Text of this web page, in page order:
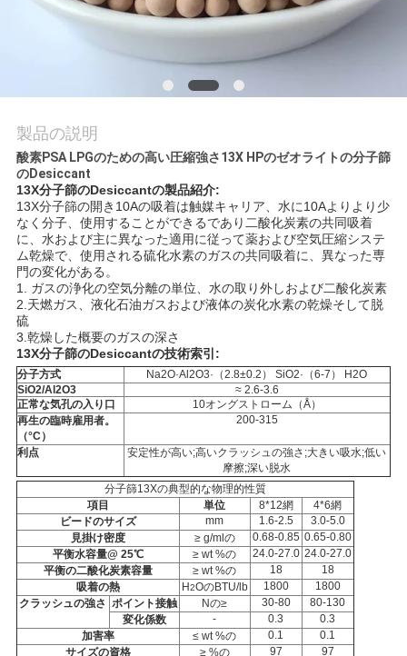
質
管
理
お
問
い
合
わ
せ
ニ
ュ
ー
ス
製品の説明
酸素PSA LPGのための高い圧縮強さ13X HPのゼオライトの分子篩
のDesiccant
13X分子篩のDesiccantの製品紹介:
13X分子篩の開き10Aの吸着は触媒キャリア、水に10Aよりより少
なく分子、使用することができるであり二酸化炭素の共同吸着
に、水および主に異なった適用に従って薬および空気圧縮システ
ム乾燥で、使用される硫化水素のガスの共同吸着に、異なった専
門の変化がある。
1. ガスの浄化の空気分離の単位、水の取り外しおよび二酸化炭素
2.天燃ガス、液化石油ガスおよび液体の炭化水素の乾燥そして脱
硫
3.乾燥した概要のガスの深さ
13X分子篩のDesiccantの技術索引 :
分子方式
Na2O·Al2O3·（2.8±0.2） SiO2·（6-7） H2O
SiO2/Al2O3
≈ 2.6-3.6
正常な気孔の入り口
10オングストローム（Å）
再生の臨時雇用者。
（°C）
200-315
利点
安定性が高い;高いクラッシュの強さ;大きい吸水;低い
摩擦;深い脱水
分子篩13Xの典型的な物理的性質
項目
単位 8*12網
4*6網
ビードのサイズ
mm 1.6-2.5
3.0-5.0
見掛け密度
≥ g/mlの 0.68-0.85 0.65-0.80
平衡水容量@ 25℃
≥ wt %の 24.0-27.0 24.0-27.0
平衡の二酸化炭素容量
≥ wt %の 18
18
吸着の熱
H2OのBTU/lb 1800
1800
クラッシュの強さ ポイント接触 Nの≥ 30-80
80-130
変化係数
- 0.3
0.3
加害率
≤ wt %の 0.1
0.1
サイズの資格
≥ %の 97 97